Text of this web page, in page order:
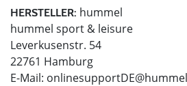
HERSTELLER: hummel
hummel sport & leisure
Leverkusenstr. 54
22761 Hamburg
E-Mail: